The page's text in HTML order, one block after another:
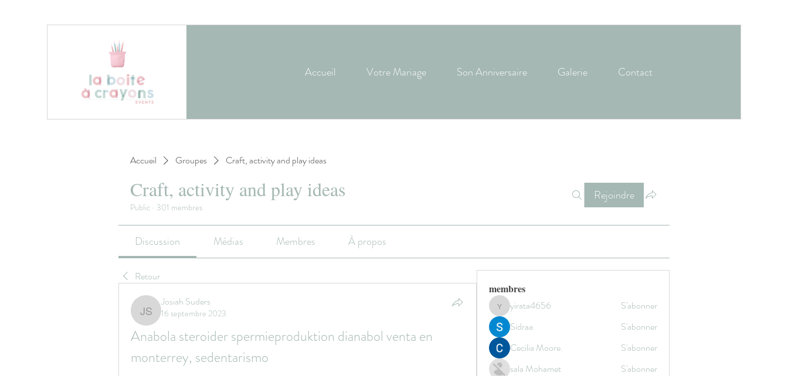
Accueil Votre Mariage Son Anniversaire Galerie Contact
Accueil Groupes Craft, activity and play ideas
Craft, activity and play ideas
Public · 301 membres
Rejoindre
Discussion Médias Membres À propos
Retour
Josiah Suders
Josiah Suders
16 septembre 2023
Anabola steroider spermieproduktion dianabol venta en
monterrey, sedentarismo
membres
yirata4656
yirata4656
S'abonner
Sidraa
S'abonner
Cecilia Moore.
S'abonner
sala Mohamet
S'abonner